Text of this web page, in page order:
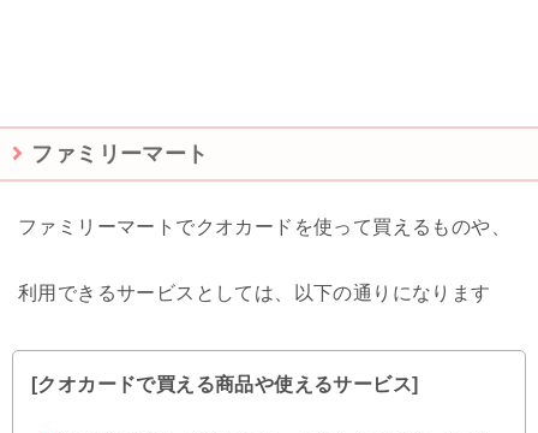
ファミリーマート
ファミリーマートでクオカードを使って買えるものや、
利用できるサービスとしては、以下の通りになります
[クオカードで買える商品や使えるサービス]